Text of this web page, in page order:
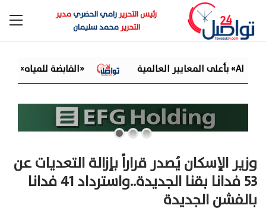
رئيس التحريررامي الحضريمدير
التحريرمحمد سليمان
«القابضة للمياه» تعتمد الموازنة التقديرية لـ9 شركات تابعة للعام المالي 2026/2027
وزير الإسكان يُصدر قراراً بإزالة التعديات عن
53 فدانا بقنا الجديدة..واسترداد 41 فدانا
بالفشن الجديدة